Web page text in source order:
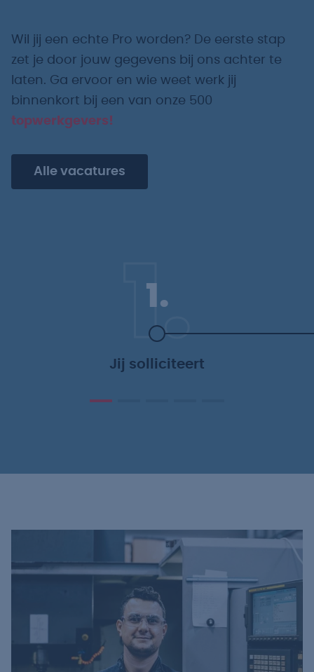
Wil jij een echte Pro worden? De eerste stap
zet je door jouw gegevens bij ons achter te
laten. Ga ervoor en wie weet werk jij
binnenkort bij een van onze 500
topwerkgevers!
Alle vacatures
1.
1.
Jij solliciteert